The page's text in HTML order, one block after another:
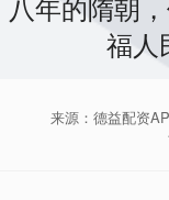
八年的隋朝
福人
来源：德益配资